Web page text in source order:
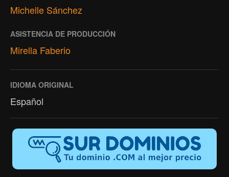
Michelle Sánchez
ASISTENCIA DE PRODUCCIÓN
Mirella Faberio
IDIOMA ORIGINAL
Español